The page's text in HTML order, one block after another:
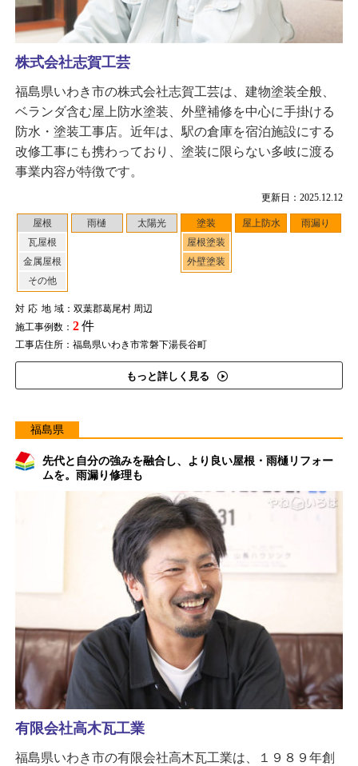
更新日：2025.12.12
屋根
瓦屋根
金属屋根
その他
雨樋 太陽光
塗装
屋根塗装
外壁塗装
屋上防水 雨漏り
対応地域：双葉郡葛尾村 周辺
施工事例数： 2件
工事店住所：福島県いわき市常磐下湯長谷町
もっと詳しく見る
株式会社志賀工芸
福島県いわき市の株式会社志賀工芸は、建物塗装全般、
ベランダ含む屋上防水塗装、外壁補修を中心に手掛ける
防水・塗装工事店。近年は、駅の倉庫を宿泊施設にする
改修工事にも携わっており、塗装に限らない多岐に渡る
事業内容が特徴です。
福島県
先代と自分の強みを融合し、より良い屋根・雨樋リフォー
ムを。雨漏り修理も
有限会社高木瓦工業
福島県いわき市の有限会社高木瓦工業は、１９８９年創